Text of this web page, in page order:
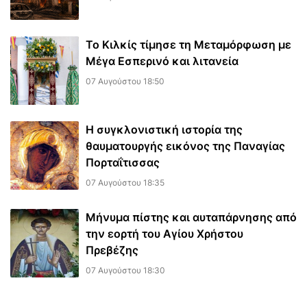
Το Κιλκίς τίμησε τη Μεταμόρφωση με
Μέγα Εσπερινό και λιτανεία
07 Αυγούστου 18:50
Η συγκλονιστική ιστορία της
θαυματουργής εικόνος της Παναγίας
Πορταΐτισσας
07 Αυγούστου 18:35
Μήνυμα πίστης και αυταπάρνησης από
την εορτή του Αγίου Χρήστου
Πρεβέζης
07 Αυγούστου 18:30